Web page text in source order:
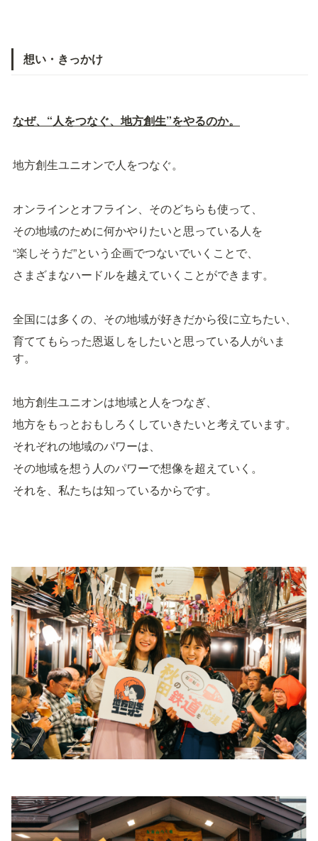
想い・きっかけ
なぜ、“人をつなぐ、地方創生”をやるのか。
地方創生ユニオンで人をつなぐ。
オンラインとオフライン、そのどちらも使って、
その地域のために何かやりたいと思っている人を
“楽しそうだ”という企画でつないでいくことで、
さまざまなハードルを越えていくことができます。
全国には多くの、その地域が好きだから役に立ちたい、
育ててもらった恩返しをしたいと思っている人がいま
す。
地方創生ユニオンは地域と人をつなぎ、
地方をもっとおもしろくしていきたいと考えています。
それぞれの地域のパワーは、
その地域を想う人のパワーで想像を超えていく。
それを、私たちは知っているからです。